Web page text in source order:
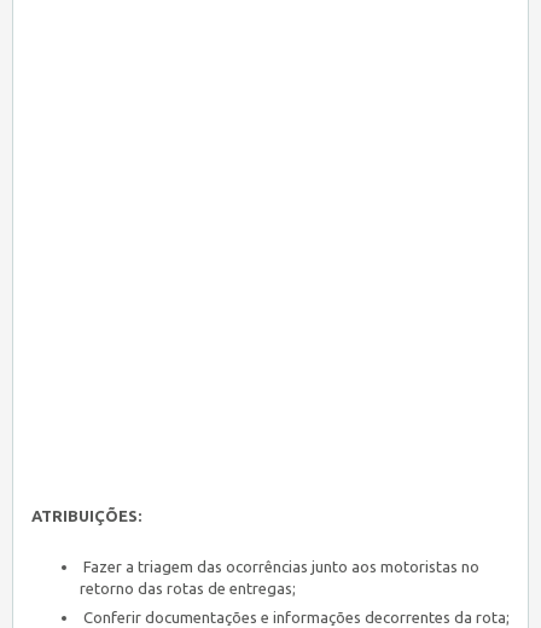
ATRIBUIÇÕES:
Fazer a triagem das ocorrências junto aos motoristas no
retorno das rotas de entregas;
Conferir documentações e informações decorrentes da rota;